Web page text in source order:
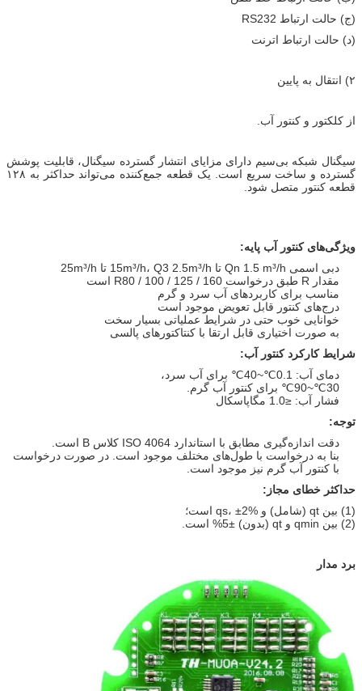
(ج) حالت ارتباط RS232
(د) حالت ارتباط اترنت
۲) انتقال به پایین
از کلکتور و کنتور آب.
سیگنال شبکه بی‌سیم دارای مزایای انتشار گسترده سیگنال، قابلیت پوشش
گسترده و ساخت سریع است. یک قطعه جمع‌کننده می‌تواند حداکثر به ۱۲۸
قطعه کنتور متصل شود.
ویژگی‌های کنتور آب پایه:
دبی اسمی Qn 1.5 m³/h تا 15m³/h، Q3 2.5m³/h تا 25m³/h
مقدار R طبق درخواست R80 / 100 / 125 / 160 است
مناسب برای کاربردهای آب سرد و گرم
درج‌های کنتور قابل تعویض موجود است
خوانایی خوب حتی در شرایط عملیاتی بسیار سخت
به صورت اختیاری قابل ارتقا با کنتاکتورهای پالسی
شرایط کارکرد کنتور آب:
دمای آب: 0.1℃~40℃ برای آب سرد،
30℃~90℃ برای کنتور آب گرم.
فشار آب: ≤1.0 مگاپاسکال
توجه:
دقت اندازه‌گیری مطابق با استاندارد ISO 4064 کلاس B است.
بنا به درخواست با طول‌های مختلف موجود است. در صورت درخواست
با کنتور آب گرم نیز موجود است.
حداکثر خطای مجاز:
(1) بین qt (شامل) و qs، ±2% است؛
(2) بین qmin و qt (بدون) ±5% است.
برد مدار